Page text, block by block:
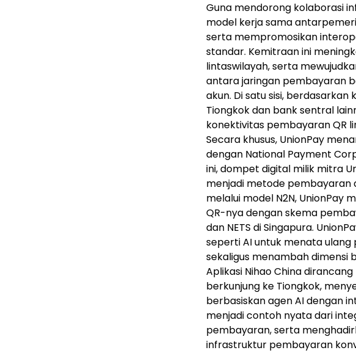
Guna mendorong kolaborasi
model kerja sama
serta mempromosikan
standar. Kemitraan ini
lintaswilayah, serta
antara jaringan pembayaran
akun. Di satu sisi,
Tiongkok dan bank sentral
konektivitas pembayaran QR
Secara khusus, UnionPay
dengan National Payment
ini, dompet digital milik mitra
menjadi metode pembayaran
melalui model N2N, UnionPay
QR-nya dengan skema
dan NETS di Singapura.
seperti AI untuk menata
sekaligus menambah
Aplikasi Nihao China
berkunjung ke Tiongkok,
berbasiskan agen AI dengan
menjadi contoh nyata dari
pembayaran, serta
infrastruktur pembayaran